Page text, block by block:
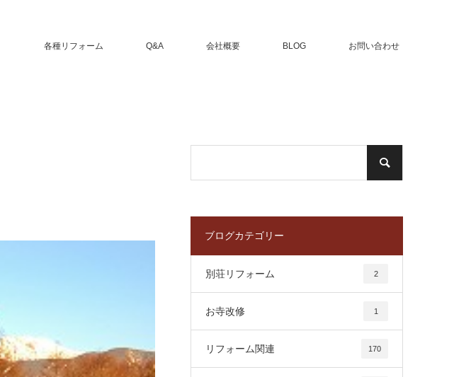
各種リフォーム Q&A 会社概要 BLOG お問い合わせ
ブログカテゴリー
別荘リフォーム 2
お寺改修 1
リフォーム関連 170